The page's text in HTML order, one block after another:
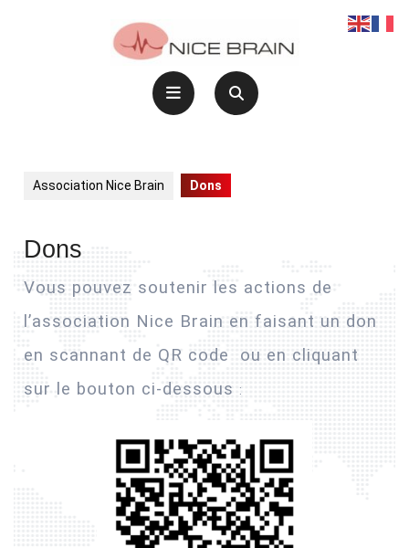
Open
Association Nice Brain Dons
Dons
Vous pouvez soutenir les actions de
l’association Nice Brain en faisant un don
en scannant de QR code ou en cliquant
sur le bouton ci-dessous :